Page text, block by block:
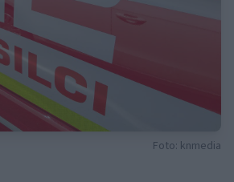
Foto: knmedia